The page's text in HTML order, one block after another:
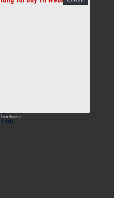
Hữu
by netcore.vn